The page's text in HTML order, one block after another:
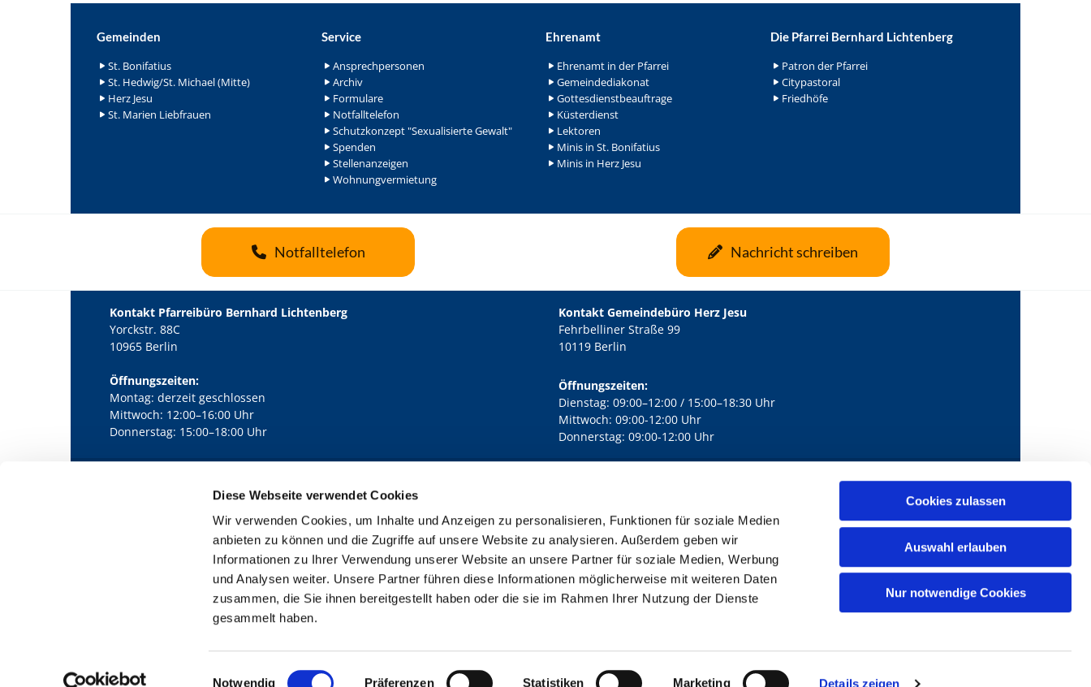
Diese Webseite verwendet Cookies
Wir verwenden Cookies, um Inhalte und Anzeigen zu personalisieren, Funktionen für soziale Medien
anbieten zu können und die Zugriffe auf unsere Website zu analysieren. Außerdem geben wir
Informationen zu Ihrer Verwendung unserer Website an unsere Partner für soziale Medien, Werbung
und Analysen weiter. Unsere Partner führen diese Informationen möglicherweise mit weiteren Daten
zusammen, die Sie ihnen bereitgestellt haben oder die sie im Rahmen Ihrer Nutzung der Dienste
gesammelt haben.
Notwendig Präferenzen Statistiken Marketing Details zeigen
Cookies zulassen
Auswahl erlauben
Nur notwendige Cookies
Gemeinden
St. Bonifatius
St. Hedwig/St. Michael (Mitte)
Herz Jesu
St. Marien Liebfrauen
Service
Ansprechpersonen
Archiv
Formulare
Notfalltelefon
Schutzkonzept "Sexualisierte Gewalt"
Spenden
Stellenanzeigen
Wohnungvermietung
Ehrenamt
Ehrenamt in der Pfarrei
Gemeindediakonat
Gottesdienstbeauftrage
Küsterdienst
Lektoren
Minis in St. Bonifatius
Minis in Herz Jesu
Die Pfarrei Bernhard Lichtenberg
Patron der Pfarrei
Citypastoral
Friedhöfe
Notfalltelefon Nachricht schreiben
Kontakt Pfarreibüro Bernhard Lichtenberg
Yorckstr. 88C
10965 Berlin
Öffnungszeiten:
Montag: derzeit geschlossen
Mittwoch: 12:00–16:00 Uhr
Donnerstag: 15:00–18:00 Uhr
Kontakt Gemeindebüro Herz Jesu
Fehrbelliner Straße 99
10119 Berlin
Öffnungszeiten:
Dienstag: 09:00–12:00 / 15:00–18:30 Uhr
Mittwoch: 09:00-12:00 Uhr
Donnerstag: 09:00-12:00 Uhr
Kath. Kirchengemeinde Pfarrei Bernhard Lichtenberg Berlin-Mitte · Yorckstr. 88C, 10965 Berlin mail@bernhard-lichtenberg.berlin
Kontaktinformationen Impressum